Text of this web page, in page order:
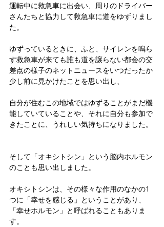
運転中に救急車に出会い、周りのドライバー
さんたちと協力して救急車に道をゆずりまし
た。
ゆずっているときに、ふと、サイレンを鳴ら
す救急車が来ても誰も道を譲らない都会の交
差点の様子のネットニュースをいつだったか
少し前に見かけたことを思い出し、
自分が住むこの地域ではゆずることがまだ機
能していていることや、それに自分も参加で
きたことに、うれしい気持ちになりました。
そして「オキシトシン」という脳内ホルモン
のことも思い出しました。
オキシトシンは、その様々な作用のなかの1
つに「幸せを感じる」ということがあり、
「幸せホルモン」と呼ばれることもありま
す。